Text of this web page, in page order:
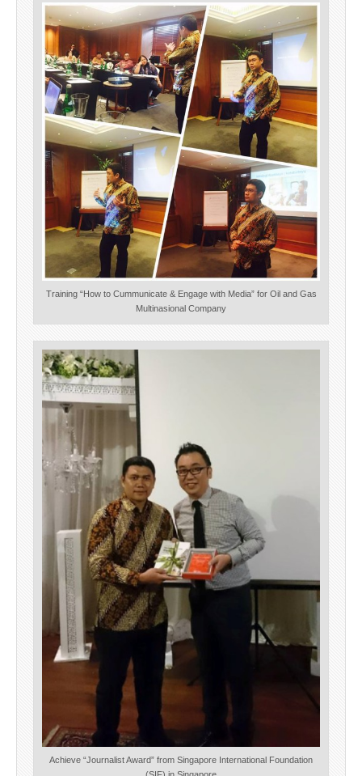
Training “How to Cummunicate & Engage with Media” for Oil and Gas
Multinasional Company
Achieve “Journalist Award” from Singapore International Foundation